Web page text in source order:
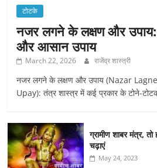
टोटके
नजर लगने के लक्षण और
और आसान उपाय
March 22, 2026 राजेंद्र शास्त्री
नजर लगने के लक्षण और उपाय (Nazar
Upay): तंत्र शास्त्र में कई प्रकार के टोने-
ग्रामीण शाबर मंत्र,
चढ़ाएं
May 24, 2023